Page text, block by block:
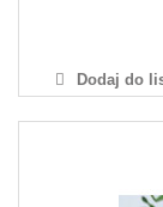
Dodaj do